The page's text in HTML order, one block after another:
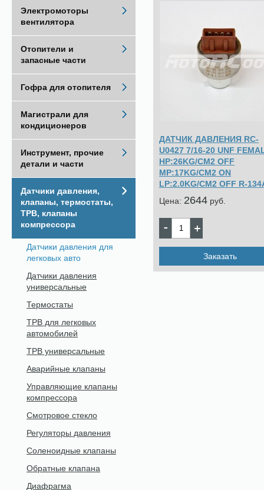
ДАТЧИК ДАВЛЕНИЯ RC-
U0427 7/16-20 UNF
HP:26KG/CM2 OFF
MP:17KG/CM2 ON
LP:2.0KG/CM2 OFF R-
Цена: 2644 pуб.
Заказать
Электромоторы
вентилятора
Отопители и
запасные части
Гофра для отопителя
Магистрали для
кондиционеров
Инструмент, прочие
детали и части
Датчики давления,
клапаны, термостаты,
ТРВ, клапаны
компрессора
Датчики давления для
легковых авто
Датчики давления
универсальные
Термостаты
ТРВ для легковых
автомобилей
ТРВ универсальные
Аварийные клапаны
Управляющие клапаны
компрессора
Смотровое стекло
Регуляторы давления
Соленоидные клапаны
Обратные клапана
Диафрагма